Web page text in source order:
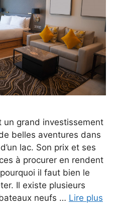
grand investissement
belles aventures dans
lac. Son prix et ses
à procurer en rendent
pourquoi il faut bien le
Il existe plusieurs
neufs … Lire plus